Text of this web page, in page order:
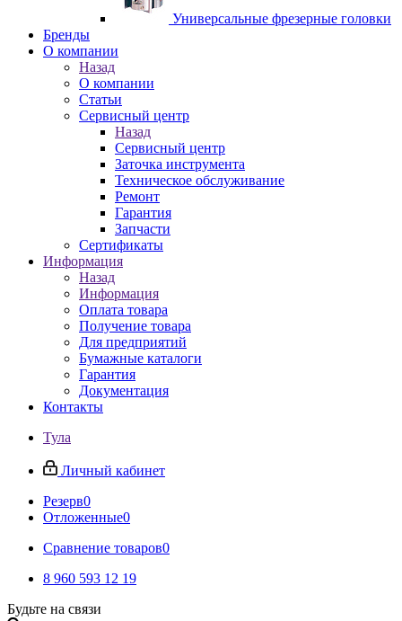
Универсальные фрезерные головки
Бренды
O компании
Назад
O компании
Статьи
Сервисный центр
Назад
Сервисный центр
Заточка инструмента
Техническое обслуживание
Ремонт
Гарантия
Запчасти
Сертификаты
Информация
Назад
Информация
Оплата товара
Получение товара
Для предприятий
Бумажные каталоги
Гарантия
Документация
Контакты
Тула
Личный кабинет
Резерв0
Отложенные0
Сравнение товаров0
8 960 593 12 19
Будьте на связи